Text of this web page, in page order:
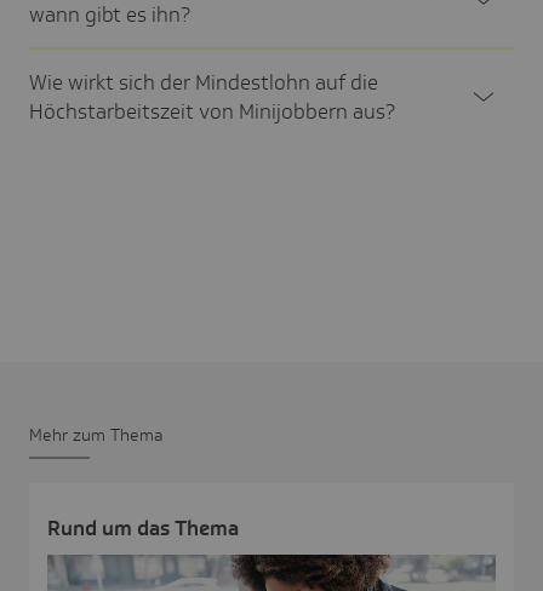
wann gibt es ihn?
Wie wirkt sich der Mindest­lohn auf die
Höchst­ar­beits­zeit von Mini­job­bern aus?
Mehr zum Thema
Rund um das Thema